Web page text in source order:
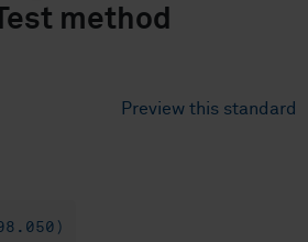
method
Preview this standard